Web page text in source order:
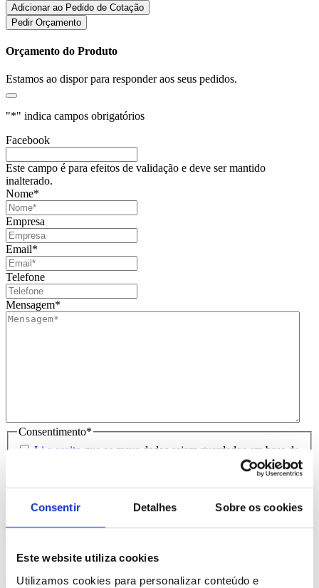
Consentir Detalhes Sobre os cookies
Este website utiliza cookies
Utilizamos cookies para personalizar conteúdo e
Adicionar ao Pedido de Cotação
Pedir Orçamento
Orçamento do Produto
Estamos ao dispor para responder aos seus pedidos.
"*" indica campos obrigatórios
Facebook
Este campo é para efeitos de validação e deve ser mantido
inalterado.
Nome*
Empresa
Email*
Telefone
Mensagem*
Consentimento*
Li e aceito que os meus dados sejam guardados em base de
dados para tratamento deste contacto, única e exclusivamente
Entrega prevista entre 5-6 dias úteis
Comprar